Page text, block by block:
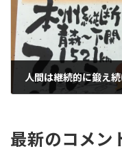
人間は継続的に鍛え
最新のコメン